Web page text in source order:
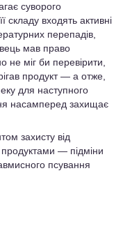
суворого
складу входять активні
перепадів,
мав право
не міг би перевірити,
продукт — а отже,
для наступного
насамперед захищає
захисту від
— підміни
псування